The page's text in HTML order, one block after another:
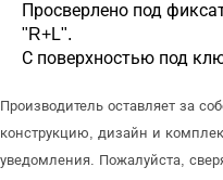
Просверлено под
"R+L".
С поверхностью под
Производитель оставляет за
конструкцию, дизайн и
уведомления. Пожалуйста,